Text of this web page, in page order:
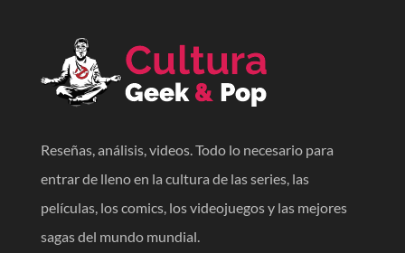
Reseñas, análisis, videos. Todo lo necesario para
entrar de lleno en la cultura de las series, las
películas, los comics, los videojuegos y las mejores
sagas del mundo mundial.